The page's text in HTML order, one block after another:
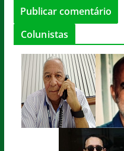
Colunistas